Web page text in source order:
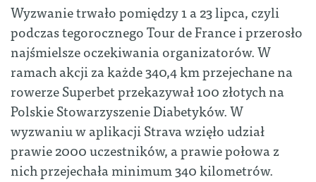
Wyzwanie trwało pomiędzy 1 a 23 lipca, czyli
podczas tegorocznego Tour de France i przerosło
najśmielsze oczekiwania organizatorów.W
ramach akcji za każde 340,4 km przejechane na
rowerze Superbet przekazywał 100 złotych na
Polskie Stowarzyszenie Diabetyków. W
wyzwaniu w aplikacji Strava wzięło udział
prawie 2000 uczestników, a prawie połowa z
nich przejechała minimum 340 kilometrów.